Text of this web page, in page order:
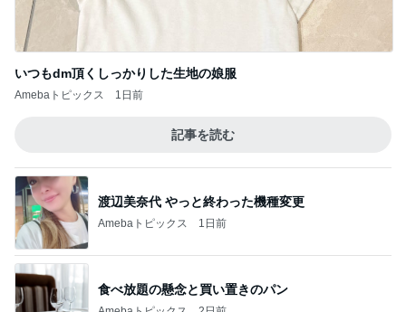
いつもdm頂くしっかりした生地の娘服
Amebaトピックス 1日前
記事を読む
渡辺美奈代 やっと終わった機種変更
Amebaトピックス 1日前
食べ放題の懸念と買い置きのパン